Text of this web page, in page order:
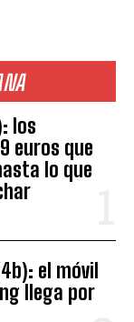
los
euros que
lo que
el móvil
llega por